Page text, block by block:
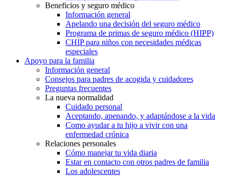
Beneficios y seguro médico
Información general
Apelando una decisión del seguro médico
Programa de primas de seguro médico (HIPP)
CHIP para niños con necesidades médicas
especiales
Apoyo para la familia
Información general
Consejos para padres de acogida y cuidadores
Preguntas frecuentes
La nueva normalidad
Cuidado personal
Aceptando, apenando, y adaptándose a la vida
Como ayudar a tu hijo a vivir con una
enfermedad crónica
Relaciones personales
Cómo manejar tu vida diaria
Estar en contacto con otros padres de familia
Los adolescentes